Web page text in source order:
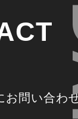
お問い合わ